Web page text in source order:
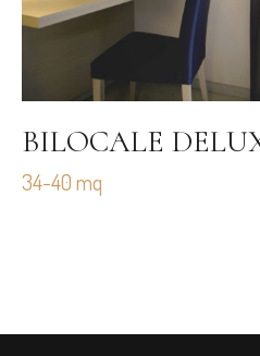
BILOCALE
34-40 mq